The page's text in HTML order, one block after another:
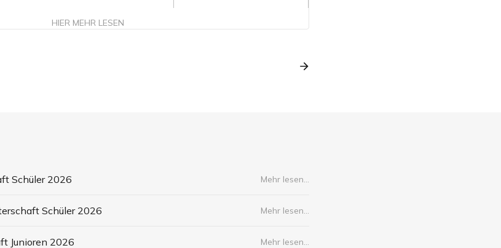
HIER MEHR LESEN
Schüler 2026 Mehr lesen...
Schüler 2026 Mehr lesen...
Junioren 2026 Mehr lesen...